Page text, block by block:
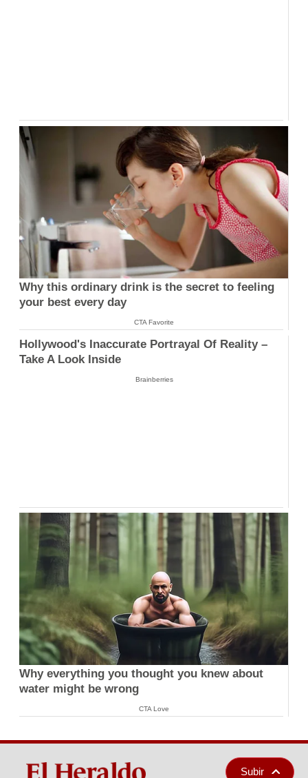
Why this ordinary drink is the secret to feeling
your best every day
CTA Favorite
Hollywood's Inaccurate Portrayal Of Reality –
Take A Look Inside
Brainberries
Why everything you thought you knew about
water might be wrong
CTA Love
Subir